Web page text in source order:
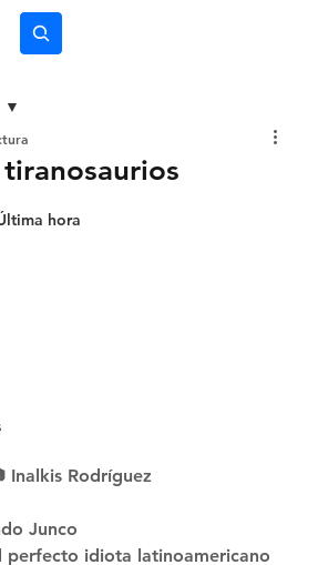
hora
Inalkis Rodríguez
Junco
perfecto idiota latinoamericano